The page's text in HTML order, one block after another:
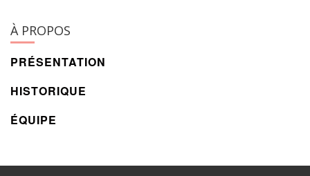
À PROPOS
PRÉSENTATION
HISTORIQUE
ÉQUIPE